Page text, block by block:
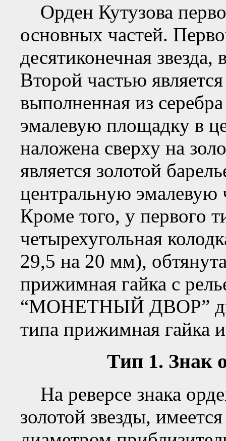
Орден Кутузова
основных частей.
десятиконечная
Второй частью
выполненная из
эмалевую площадку в
наложена сверху на
является золотой
центральную эмалевую
Кроме того, у первого
четырехугольная
29,5 на 20 мм),
прижимная гайка с
“МОНЕТНЫЙ ДВОР”
типа прижимная гайка
Тип 1. Знак
На реверсе знака
золотой звезды,